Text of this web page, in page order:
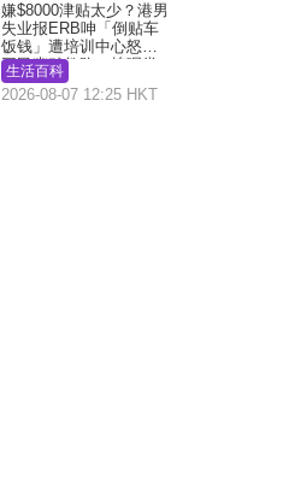
嫌$8000津贴太少？港男
失业报ERB呻「倒贴车
饭钱」遭培训中心怒轰
网民幽默教路：拣呢类
课程唔会蚀...
生活百科
2026-08-07 12:25 HKT